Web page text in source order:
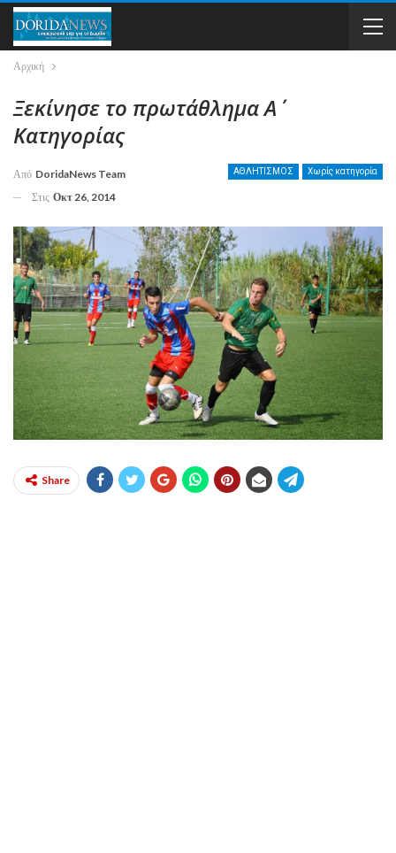
Αρχική
Ξεκίνησε το πρωτάθλημα Α΄
Κατηγορίας
ΑΘΛΗΤΙΣΜΟΣ Χωρίς κατηγορία
Από DoridaNews Team
Στις Οκτ 26, 2014
Share